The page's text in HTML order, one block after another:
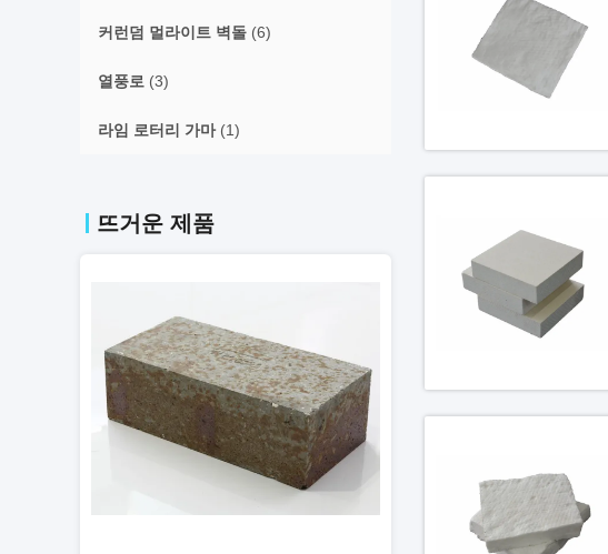
커런덤 멀라이트 벽돌 (6)
열풍로 (3)
라임 로터리 가마(1)
뜨거운 제품